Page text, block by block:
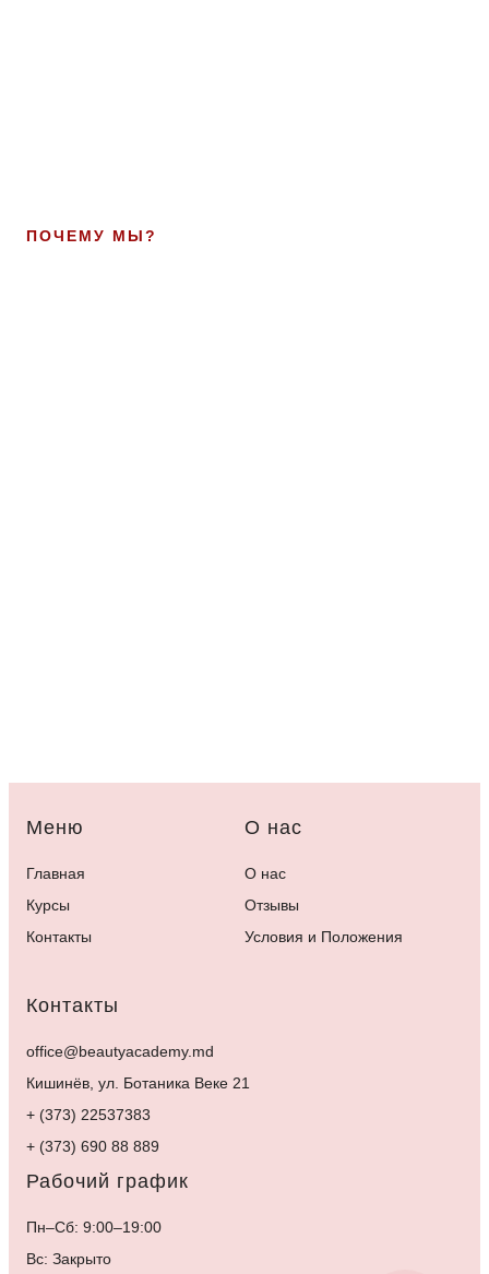
ПОЧЕМУ МЫ?
Меню
Главная
Курсы
Контакты
О нас
О нас
Отзывы
Условия и Положения
Контакты
office@beautyacademy.md
Кишинёв, ул. Ботаника Веке 21
+ (373) 22537383
+ (373) 690 88 889
Рабочий график
Пн–Сб: 9:00–19:00
Вс: Закрыто